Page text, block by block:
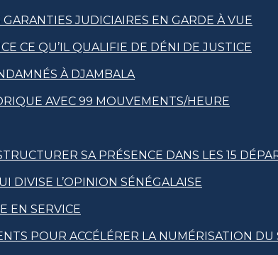
JUDICIAIRES EN GARDE À VUE
CE QU’IL QUALIFIE DE DÉNI DE JUSTICE
À DJAMBALA
AVEC 99 MOUVEMENTS/HEURE
SA PRÉSENCE DANS LES 15
DIVISE L’OPINION SÉNÉGALAISE
EN SERVICE
POUR ACCÉLÉRER LA NUMÉRISATION DU